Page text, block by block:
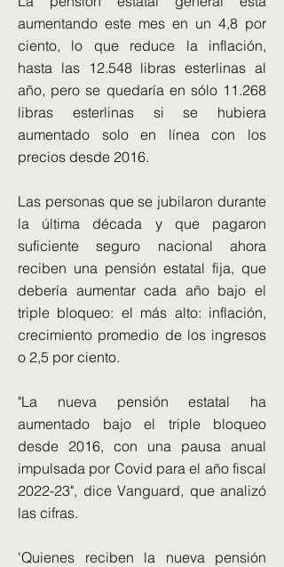
aumentando este mes en un 4,8 por
ciento, lo que reduce la inflación,
hasta las 12.548 libras esterlinas al
año, pero se quedaría en sólo 11.268
libras esterlinas si se hubiera
aumentado solo en línea con los
precios desde 2016.
Las personas que se jubilaron durante
la última década y que pagaron
suficiente seguro nacional ahora
reciben una pensión estatal fija, que
debería aumentar cada año bajo el
triple bloqueo: el más alto: inflación,
crecimiento promedio de los ingresos
o 2,5 por ciento.
"La nueva pensión estatal ha
aumentado bajo el triple bloqueo
desde 2016, con una pausa anual
impulsada por Covid para el año fiscal
2022-23", dice Vanguard, que analizó
las cifras.
'Quienes reciben la nueva pensión